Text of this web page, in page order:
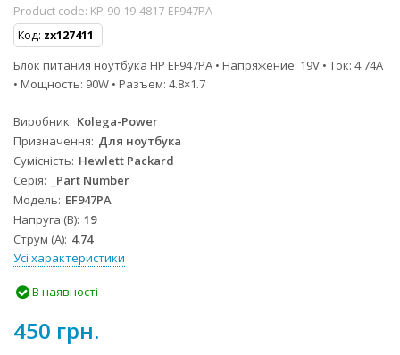
Product code: KP-90-19-4817-EF947PA
Код: zx127411
Блок питания ноутбука HP EF947PA • Напряжение: 19V • Ток: 4.74A
• Мощность: 90W • Разъем: 4.8×1.7
Виробник Kolega-Power
Призначення Для ноутбука
Сумісність Hewlett Packard
Серія
_Part Number
Модель EF947PA
Напруга (В) 19
Струм (А) 4.74
Усі характеристики
В наявності
450 грн.